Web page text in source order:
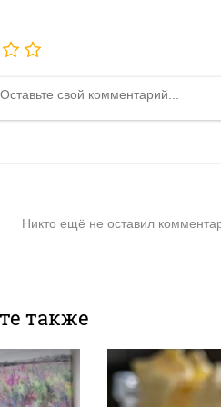
Никто ещё не оставил
также